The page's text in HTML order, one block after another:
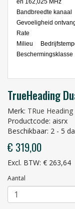
en 162,025 MHz
Bandbreedte kanaal
Gevoeligheid
Rate
Milieu
Beschermingsklasse
TrueHeading
Merk: TRue Heading
Productcode: aisrx
Beschikbaar: 2 - 5
€ 319,00
Excl. BTW: € 263,64
Aantal